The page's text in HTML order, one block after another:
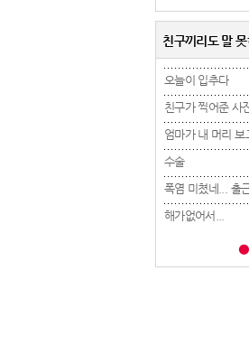
친구끼리도 말 못
오늘이 입추다
수술
폭염 미쳤네... 출
해가없어서...